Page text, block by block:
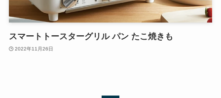
スマートトースターグリル パン たこ焼きも
2022年11月26日